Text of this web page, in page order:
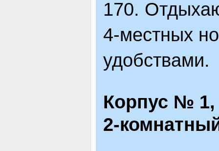
170.
4-местных
удобствами.
Корпус №
2-